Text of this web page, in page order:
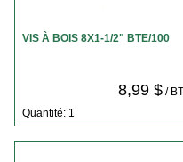
VIS À BOIS 8X1-1/2" BTE/100
8,99 $/ BT
Quantité: 1